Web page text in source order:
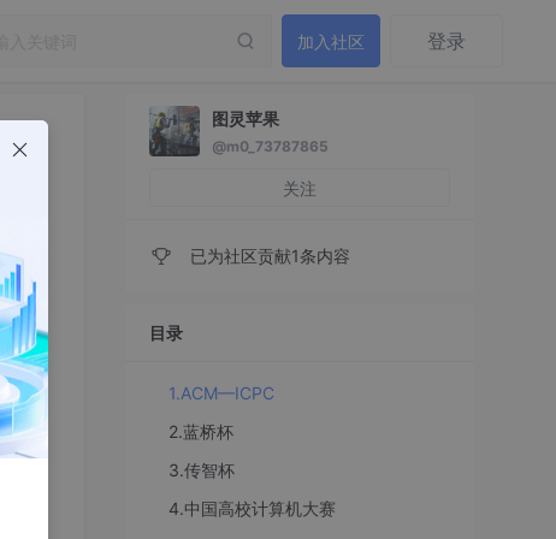
加入社区 登录
图灵苹果
@m0_73787865
关注
已为社区贡献1条内容
目录
1.ACM—ICPC
2.蓝桥杯
3.传智杯
4.中国高校计算机大赛